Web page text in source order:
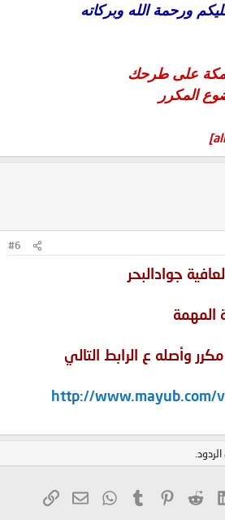
ورحمة الله وبركاته
مكة على طرحك
المكرر
#6
جوادالبحر
المهمة
وأصله ع الرابط التالي
http://www.mayub.com/
LinkedIn
Reddit
Pinterest
Tumblr
WhatsApp
البريد